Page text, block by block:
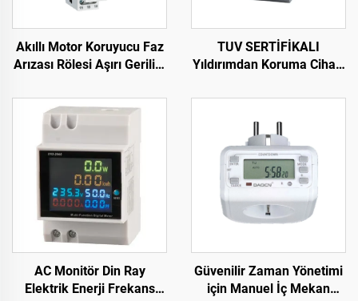
Akıllı Motor Koruyucu Faz
Arızası Rölesi Aşırı Gerilim
Koruyucusu Faz Gerilim
Rölesi
TUV SERTİFİKALI
Yıldırımdan Koruma Cihazı
Koruma Cihazı Akıllı Aşırı
Gerilim Korumalı Cihaz
SPD
AC Monitör Din Ray
Elektrik Enerji Frekans
Güvenilir Zaman Yönetimi
için Manuel İç Mekan